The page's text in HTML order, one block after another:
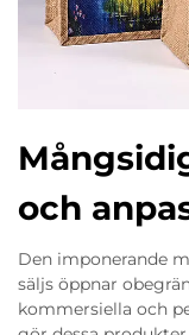
och
Den imponerande
säljs öppnar
kommersiella och